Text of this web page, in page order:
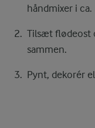
håndmixer i
Tilsæt flødeost
sammen.
Pynt, dekorér